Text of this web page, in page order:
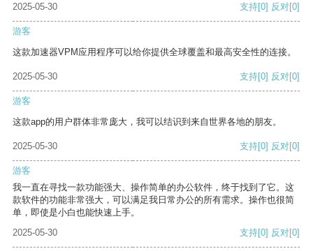
2025-05-30 支持[0] 反对[0]
游客
这款加速器VPM应用程序可以给你提供全球覆盖和最高安全性的连接。
2025-05-30 支持[0] 反对[0]
游客
这款app的用户群体非常庞大，我可以结识到来自世界各地的朋友。
2025-05-30 支持[0] 反对[0]
游客
我一直在寻找一款功能强大、操作简单的办公软件，终于找到了它。这
款软件的功能非常强大，可以满足我日常办公的所有需求。操作也很简
单，即使是小白也能快速上手。
2025-05-30
支持[0] 反对[0]